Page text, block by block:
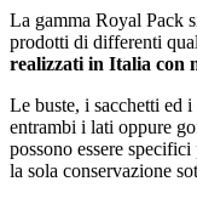
La gamma Royal Pack
prodotti di differenti
realizzati in Italia con
Le buste, i sacchetti ed
entrambi i lati oppure
possono essere
la sola conservazione